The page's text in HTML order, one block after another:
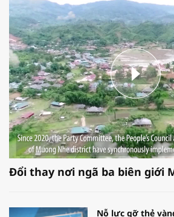
Đổi thay nơi ngã ba biên giới
Nỗ lực gỡ thẻ